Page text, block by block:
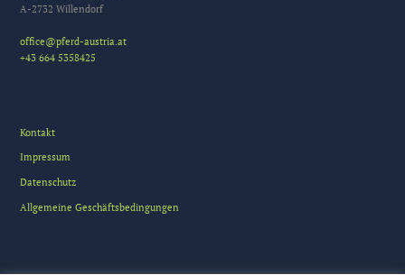
A-2732 Willendorf
office@pferd-austria.at
+43 664 5358425
Kontakt
Impressum
Datenschutz
Allgemeine Geschäftsbedingungen